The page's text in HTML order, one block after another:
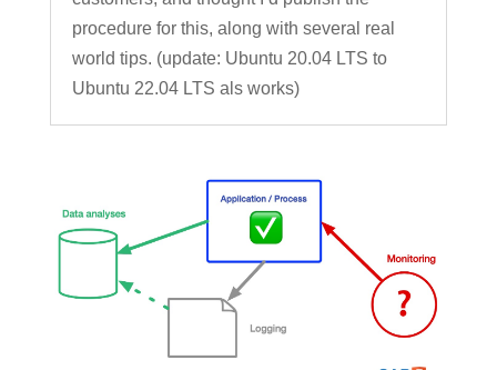
procedure for this, along with several real
world tips. (update: Ubuntu 20.04 LTS to
Ubuntu 22.04 LTS als works)